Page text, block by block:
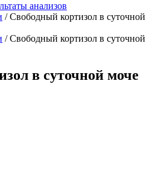
анализов
/ Свободный кортизол в суточной
/ Свободный кортизол в суточной
в суточной моче